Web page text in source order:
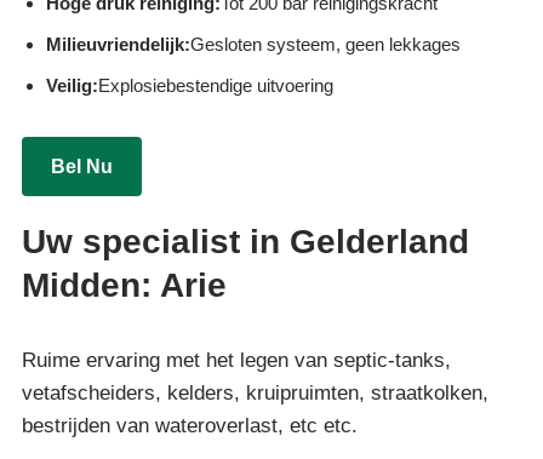
Milieuvriendelijk:Gesloten systeem, geen lekkages
Veilig:Explosiebestendige uitvoering
Bel Nu
Uw specialist in Gelderland
Midden: Arie
Ruime ervaring met het legen van septic-tanks,
vetafscheiders, kelders, kruipruimten, straatkolken,
bestrijden van wateroverlast, etc etc.